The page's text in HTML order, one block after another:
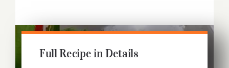
Full Recipe in Details